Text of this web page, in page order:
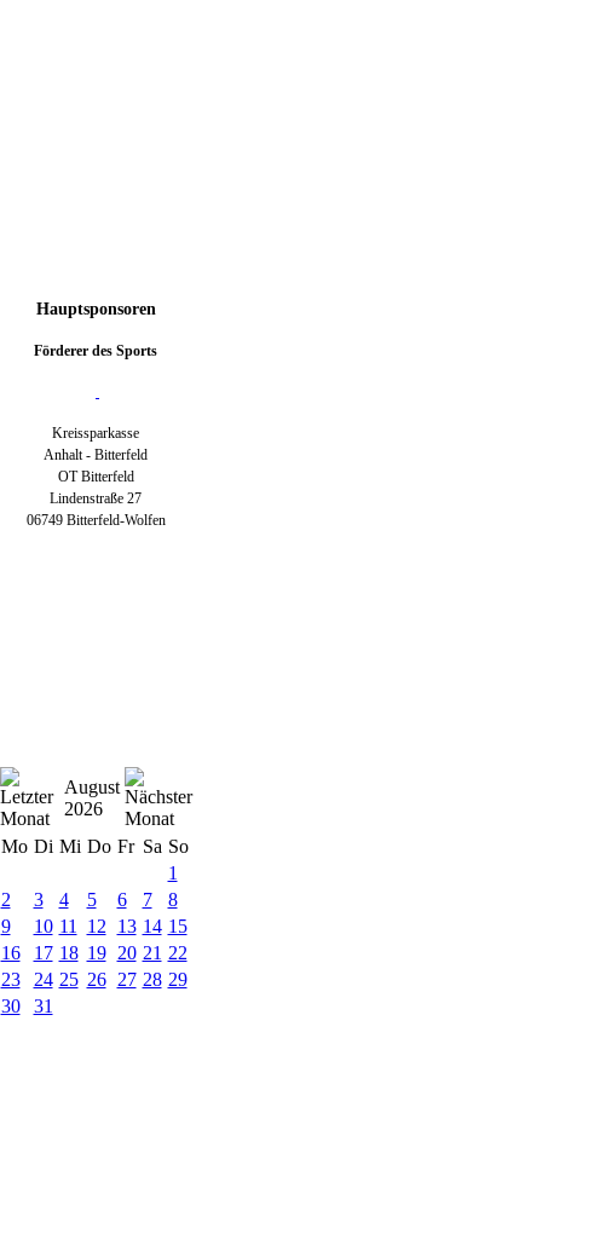
Hauptsponsoren
Förderer des Sports
Kreissparkasse
Anhalt - Bitterfeld
OT Bitterfeld
Lindenstraße 27
06749 Bitterfeld-Wolfen
August
2026
Mo Di Mi Do Fr Sa So
1
2
3 4 5 6 7
8
9
10 11 12 13 14 15
16
17 18 19 20 21 22
23
24 25 26 27 28 29
30
31